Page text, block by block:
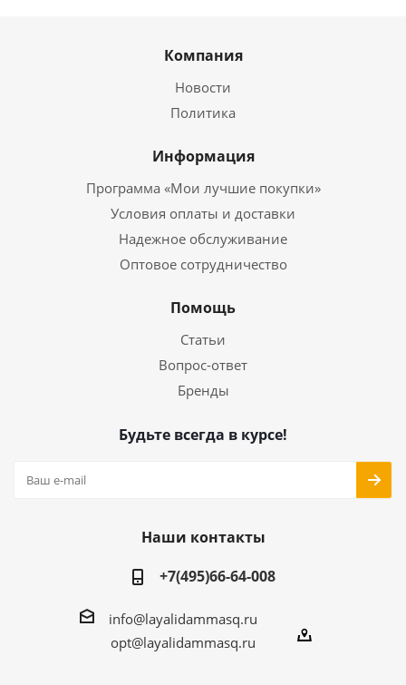
Компания
Новости
Политика
Информация
Программа «Мои лучшие покупки»
Условия оплаты и доставки
Надежное обслуживание
Оптовое сотрудничество
Помощь
Статьи
Вопрос-ответ
Бренды
Будьте всегда в курсе!
Наши контакты
+7(495)66-64-008
info@layalidammasq.ru
opt@layalidammasq.ru